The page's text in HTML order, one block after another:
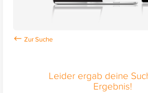
Leider ergab deine
Ergebnis!